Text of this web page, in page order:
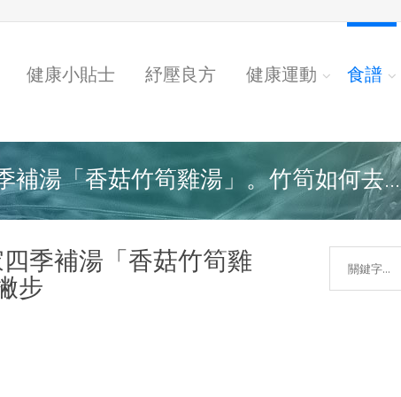
健康小貼士 紓壓良方 健康運動 食譜
補湯「香菇竹筍雞湯」。竹筍如何去...
季補湯「香菇竹筍雞
步